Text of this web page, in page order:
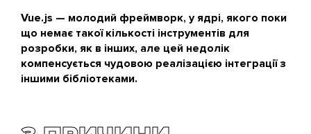
Vue.js — молодий фреймворк, у ядрі, якого поки
що немає такої кількості інструментів для
розробки, як в інших, але цей недолік
компенсується чудовою реалізацією інтеграції з
іншими бібліотеками.